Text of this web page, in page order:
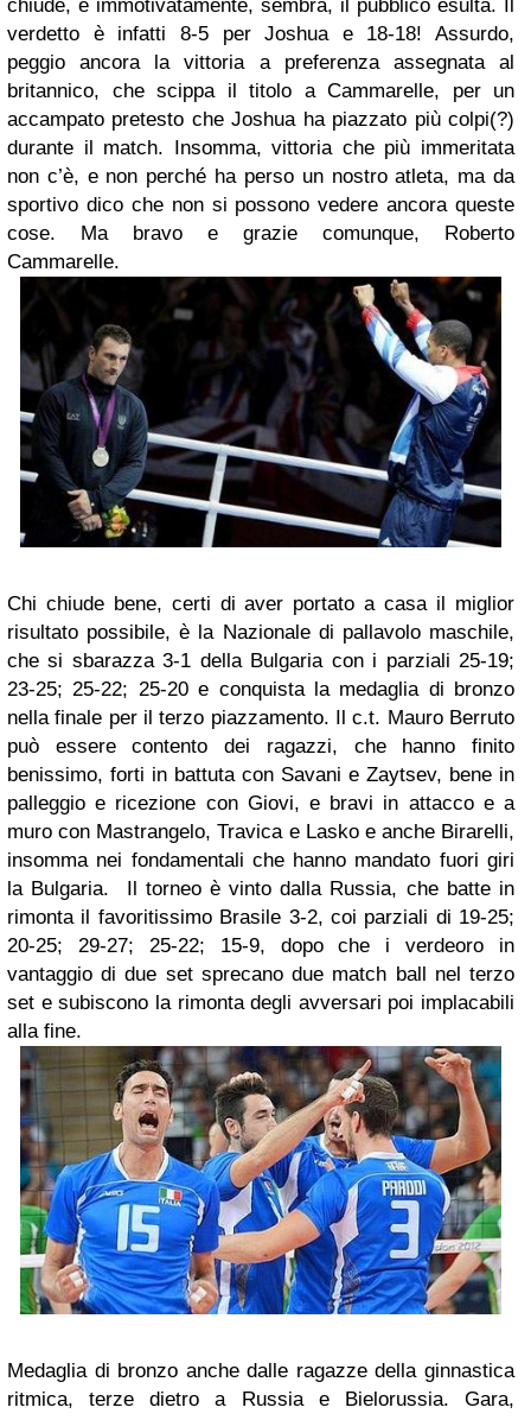
chiude, e immotivatamente, sembra, il pubblico esulta. Il
verdetto è infatti 8-5 per Joshua e 18-18! Assurdo,
peggio ancora la vittoria a preferenza assegnata al
britannico, che scippa il titolo a Cammarelle, per un
accampato pretesto che Joshua ha piazzato più colpi(?)
durante il match. Insomma, vittoria che più immeritata
non c’è, e non perché ha perso un nostro atleta, ma da
sportivo dico che non si possono vedere ancora queste
cose. Ma bravo e grazie comunque, Roberto
Cammarelle.
Chi chiude bene, certi di aver portato a casa il miglior
risultato possibile, è la Nazionale di pallavolo maschile,
che si sbarazza 3-1 della Bulgaria con i parziali 25-19;
23-25; 25-22; 25-20 e conquista la medaglia di bronzo
nella finale per il terzo piazzamento. Il c.t. Mauro Berruto
può essere contento dei ragazzi, che hanno finito
benissimo, forti in battuta con Savani e Zaytsev, bene in
palleggio e ricezione con Giovi, e bravi in attacco e a
muro con Mastrangelo, Travica e Lasko e anche Birarelli,
insomma nei fondamentali che hanno mandato fuori giri
la Bulgaria. Il torneo è vinto dalla Russia, che batte in
rimonta il favoritissimo Brasile 3-2, coi parziali di 19-25;
20-25; 29-27; 25-22; 15-9, dopo che i verdeoro in
vantaggio di due set sprecano due match ball nel terzo
set e subiscono la rimonta degli avversari poi implacabili
alla fine.
Medaglia di bronzo anche dalle ragazze della ginnastica
ritmica, terze dietro a Russia e Bielorussia. Gara,